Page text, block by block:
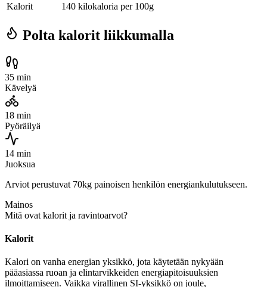
Kalorit
140 kilokaloria per 100g
Polta kalorit liikkumalla
35 min
Kävelyä
18 min
Pyöräilyä
14 min
Juoksua
Arviot perustuvat 70kg painoisen henkilön energiankulutukseen.
Mainos
Mitä ovat kalorit ja ravintoarvot?
Kalorit
Kalori on vanha energian yksikkö, jota käytetään nykyään
pääasiassa ruoan ja elintarvikkeiden energiapitoisuuksien
ilmoittamiseen. Vaikka virallinen SI-yksikkö on joule,